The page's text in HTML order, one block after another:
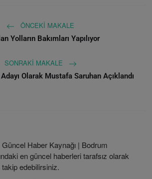
ÖNCEKI MAKALE
Yolların Bakımları Yapılıyor
SONRAKI MAKALE
Olarak Mustafa Saruhan Açıklandı
Haber Kaynağı | Bodrum
en güncel haberleri tarafsız olarak
edebilirsiniz.